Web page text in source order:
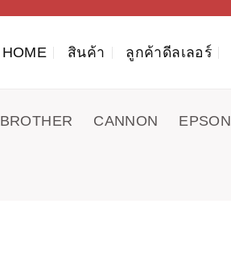
HOME สินค้า ลูกค้าดีลเลอร์
BROTHER CANNON EPSON